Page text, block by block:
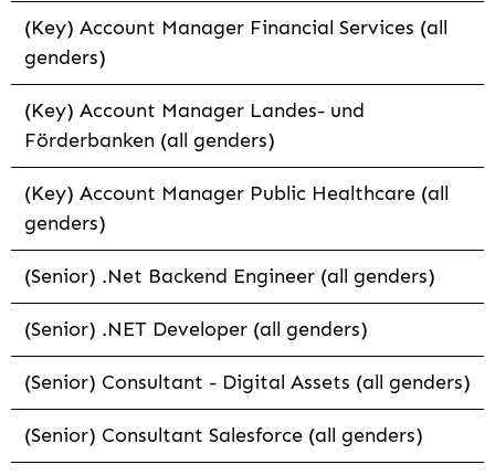
(Key) Account Manager Financial Services (all
genders)
(Key) Account Manager Landes- und
Förderbanken (all genders)
(Key) Account Manager Public Healthcare (all
genders)
(Senior) .Net Backend Engineer (all genders)
(Senior) .NET Developer (all genders)
(Senior) Consultant - Digital Assets (all genders)
(Senior) Consultant Salesforce (all genders)